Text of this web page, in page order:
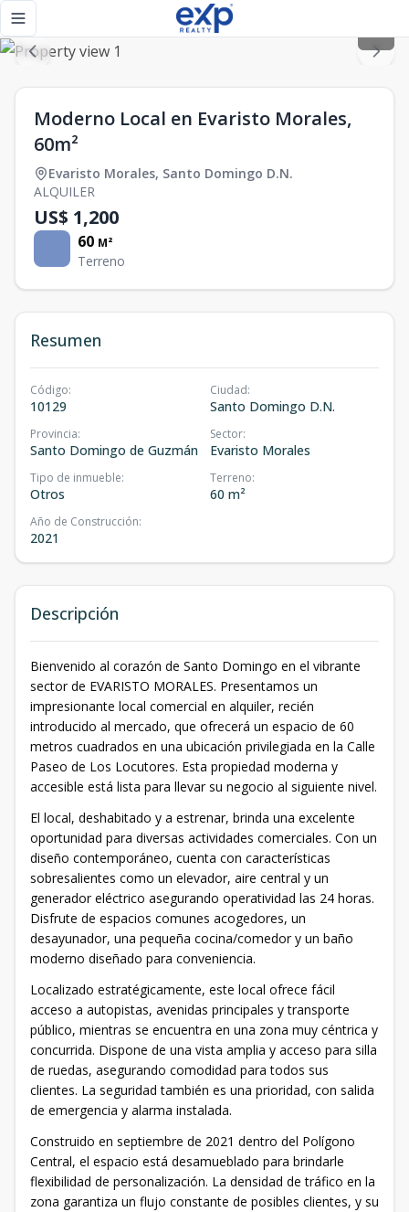
Toggle navigation menu
Moderno Local en Evaristo Morales,
60m²
Evaristo Morales, Santo Domingo D.N.
ALQUILER
US$ 1,200
60 M²
Terreno
Resumen
Código:
10129
Ciudad:
Santo Domingo D.N.
Provincia:
Santo Domingo de Guzmán
Sector:
Evaristo Morales
Tipo de inmueble:
Otros
Terreno:
60 m²
Año de Construcción:
2021
Descripción
Bienvenido al corazón de Santo Domingo en el vibrante
sector de EVARISTO MORALES. Presentamos un
impresionante local comercial en alquiler, recién
introducido al mercado, que ofrecerá un espacio de 60
metros cuadrados en una ubicación privilegiada en la Calle
Paseo de Los Locutores. Esta propiedad moderna y
accesible está lista para llevar su negocio al siguiente nivel.
El local, deshabitado y a estrenar, brinda una excelente
oportunidad para diversas actividades comerciales. Con un
diseño contemporáneo, cuenta con características
sobresalientes como un elevador, aire central y un
generador eléctrico asegurando operatividad las 24 horas.
Disfrute de espacios comunes acogedores, un
desayunador, una pequeña cocina/comedor y un baño
moderno diseñado para conveniencia.
Localizado estratégicamente, este local ofrece fácil
acceso a autopistas, avenidas principales y transporte
público, mientras se encuentra en una zona muy céntrica y
concurrida. Dispone de una vista amplia y acceso para silla
de ruedas, asegurando comodidad para todos sus
clientes. La seguridad también es una prioridad, con salida
de emergencia y alarma instalada.
Construido en septiembre de 2021 dentro del Polígono
Central, el espacio está desamueblado para brindarle
flexibilidad de personalización. La densidad de tráfico en la
zona garantiza un flujo constante de posibles clientes, y su
Moderno Local en Evaristo Morales, 60m² - eXp Realty